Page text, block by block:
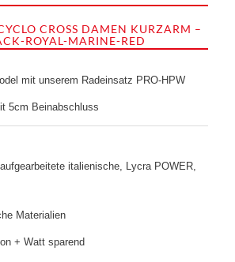
CROSS DAMEN KURZARM –
ROYAL-MARINE-RED
mit unserem Radeinsatz PRO-HPW
5cm Beinabschluss
italienische, Lycra POWER,
Materialien
+ Watt sparend